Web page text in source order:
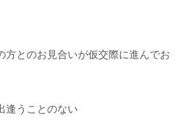
方とのお見合いが仮交際に進んでお
逢うことのない